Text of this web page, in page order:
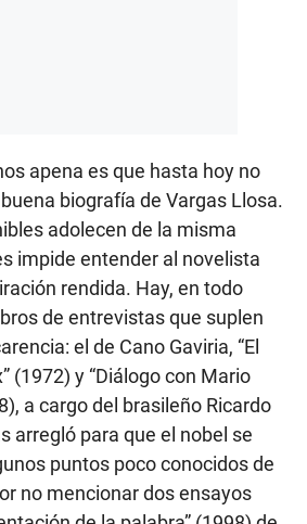
apena es que hasta hoy no
biografía de Vargas Llosa.
adolecen de la misma
impide entender al novelista
rendida. Hay, en todo
de entrevistas que suplen
el de Cano Gaviria, “El
(1972) y “Diálogo con Mario
a cargo del brasileño Ricardo
arregló para que el nobel se
puntos poco conocidos de
no mencionar dos ensayos